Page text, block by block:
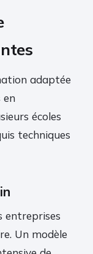
adaptée
en
écoles
techniques
entreprises
Un modèle